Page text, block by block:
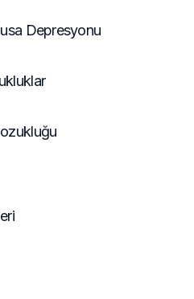
Depresyonu